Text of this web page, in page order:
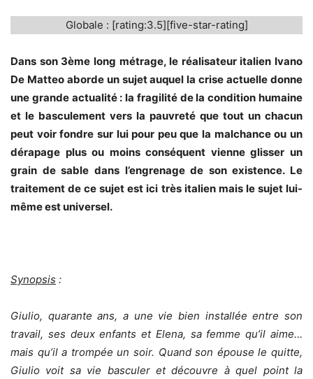
Globale : [rating:3.5][five-star-rating]
Dans son 3ème long métrage, le réalisateur italien Ivano
De Matteo aborde un sujet auquel la crise actuelle donne
une grande actualité : la fragilité de la condition humaine
et le basculement vers la pauvreté que tout un chacun
peut voir fondre sur lui pour peu que la malchance ou un
dérapage plus ou moins conséquent vienne glisser un
grain de sable dans l’engrenage de son existence. Le
traitement de ce sujet est ici très italien mais le sujet lui-
même est universel.
Synopsis :
Giulio, quarante ans, a une vie bien installée entre son
travail, ses deux enfants et Elena, sa femme qu’il aime…
mais qu’il a trompée un soir. Quand son épouse le quitte,
Giulio voit sa vie basculer et découvre à quel point la